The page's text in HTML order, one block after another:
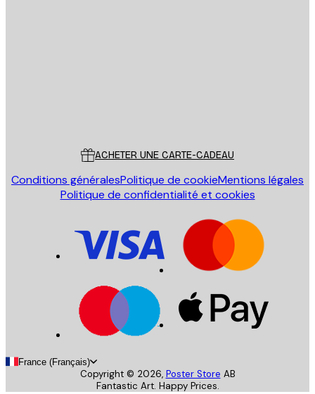
ACHETER UNE CARTE-CADEAU
Conditions généralesPolitique de cookieMentions légales
Politique de confidentialité et cookies
France (Français)
Copyright © 2026, Poster Store AB
Fantastic Art. Happy Prices.